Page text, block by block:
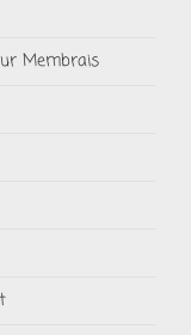
Membrais